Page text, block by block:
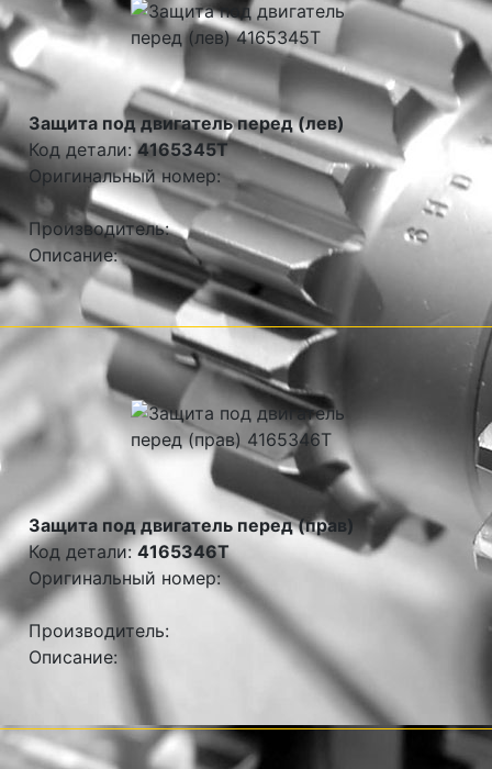
Защита под двигатель перед (лев)
Код детали: 4165345T
Оригинальный номер:
Производитель:
Описание:
Защита под двигатель перед (прав)
Код детали:4165346T
Оригинальный номер:
Производитель:
Описание: